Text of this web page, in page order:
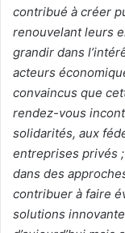
contribué à créer
renouvelant leurs
grandir dans
acteurs
convaincus que
rendez-vous
solidarités, aux
entreprises privés
dans des
contribuer à faire
solutions